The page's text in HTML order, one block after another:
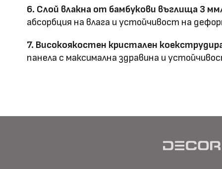
снаждане
Фрезовано снаждане /
профил
HD Принтирани
Материал \\
6. Слой влакна от бамбукови въглища 3
абсорбция на влага и устойчивост на
7. Високоякостен кристален
панела с максимална здравина и